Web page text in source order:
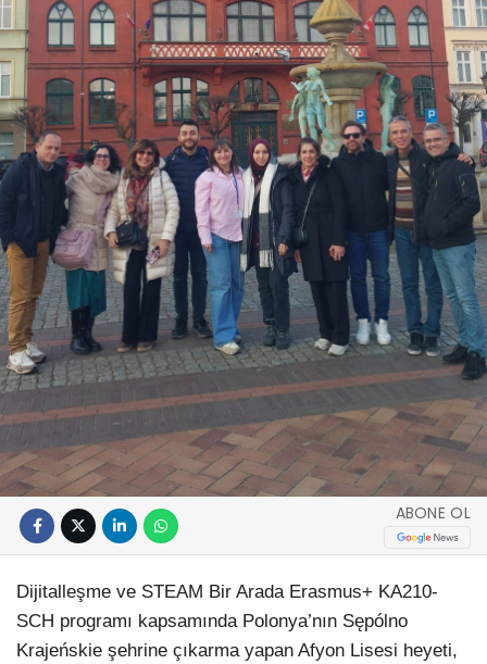
ABONE OL
Dijitalleşme ve STEAM Bir Arada Erasmus+ KA210-
SCH programı kapsamında Polonya’nın Sępólno
Krajeńskie şehrine çıkarma yapan Afyon Lisesi heyeti,